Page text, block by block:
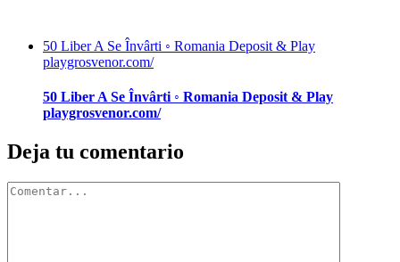
50 Liber A Se Învârti ◦ Romania Deposit & Play
playgrosvenor.com/
50 Liber A Se Învârti ◦ Romania Deposit & Play
playgrosvenor.com/
Deja tu comentario
Comentar